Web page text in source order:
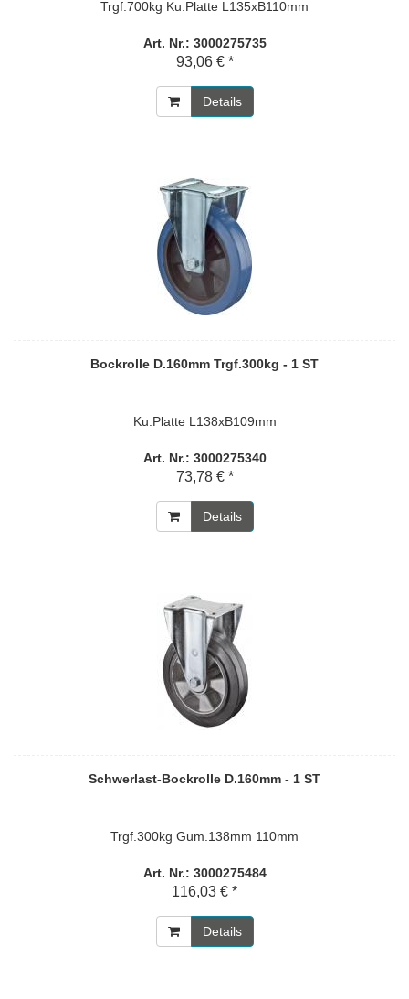
Trgf.700kg Ku.Platte L135xB110mm
Art. Nr.: 3000275735
93,06 € *
Details
Bockrolle D.160mm Trgf.300kg - 1 ST
Ku.Platte L138xB109mm
Art. Nr.: 3000275340
73,78 € *
Details
Schwerlast-Bockrolle D.160mm - 1 ST
Trgf.300kg Gum.138mm 110mm
Art. Nr.: 3000275484
116,03 € *
Details